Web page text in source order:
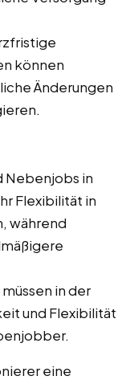
können
Änderungen
Nebenjobs in
Flexibilität in
während
in der
und Flexibilität
eine